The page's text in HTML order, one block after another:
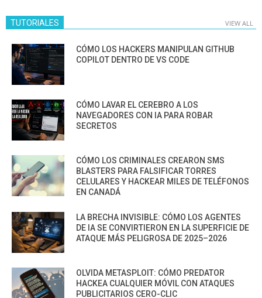
TUTORIALES VIEW ALL
CÓMO LOS HACKERS MANIPULAN GITHUB
COPILOT DENTRO DE VS CODE
CÓMO LAVAR EL CEREBRO A LOS
NAVEGADORES CON IA PARA ROBAR
SECRETOS
CÓMO LOS CRIMINALES CREARON SMS
BLASTERS PARA FALSIFICAR TORRES
CELULARES Y HACKEAR MILES DE TELÉFONOS
EN CANADÁ
LA BRECHA INVISIBLE: CÓMO LOS AGENTES
DE IA SE CONVIRTIERON EN LA SUPERFICIE DE
ATAQUE MÁS PELIGROSA DE 2025–2026
OLVIDA METASPLOIT: CÓMO PREDATOR
HACKEA CUALQUIER MÓVIL CON ATAQUES
PUBLICITARIOS CERO-CLIC